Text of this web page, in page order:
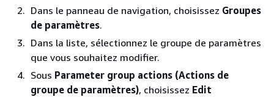
Dans le panneau de navigation, choisissez Groupes
de paramètres.
Dans la liste, sélectionnez le groupe de paramètres
que vous souhaitez modifier.
Sous Parameter group actions (Actions de
groupe de paramètres), choisissez Edit